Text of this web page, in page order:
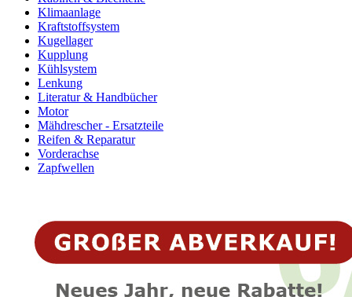
Klimaanlage
Kraftstoffsystem
Kugellager
Kupplung
Kühlsystem
Lenkung
Literatur & Handbücher
Motor
Mähdrescher - Ersatzteile
Reifen & Reparatur
Vorderachse
Zapfwellen